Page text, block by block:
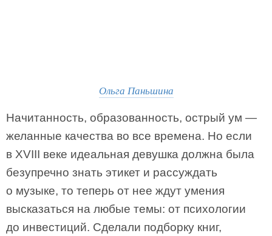
Ольга Паньшина
Начитанность, образованность, острый ум —
желанные качества во все времена. Но если
в XVIII веке идеальная девушка должна была
безупречно знать этикет и рассуждать
о музыке, то теперь от нее ждут умения
высказаться на любые темы: от психологии
до инвестиций. Сделали подборку книг,